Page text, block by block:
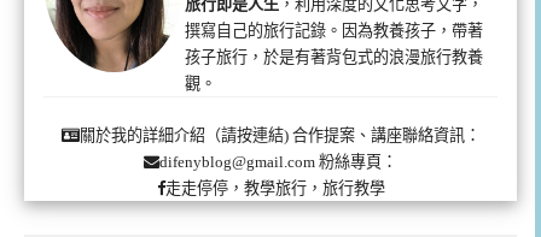
撰寫自己的旅行記錄。因為教養孩子，帶著
孩子旅行，於是有著背包式的浪漫旅行教養
觀。
關於我的詳細介紹（請按連結)合作提案、講座聯絡資訊：
difenyblog@gmail.com 粉絲專頁：
走走停停，教學旅行，旅行教學